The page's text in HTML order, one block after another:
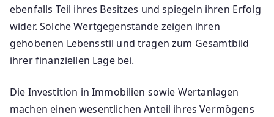
ebenfalls Teil ihres Besitzes und spiegeln ihren Erfolg
wider. Solche Wertgegenstände zeigen ihren
gehobenen Lebensstil und tragen zum Gesamtbild
ihrer finanziellen Lage bei.
Die Investition in Immobilien sowie Wertanlagen
machen einen wesentlichen Anteil ihres Vermögens